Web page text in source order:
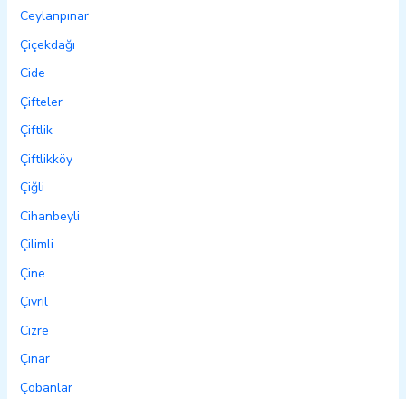
Ceylanpınar
Çiçekdağı
Cide
Çifteler
Çiftlik
Çiftlikköy
Çiğli
Cihanbeyli
Çilimli
Çine
Çivril
Cizre
Çınar
Çobanlar